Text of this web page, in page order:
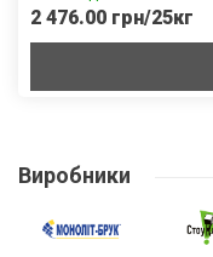
2 476.00 грн/25кг
Виробники